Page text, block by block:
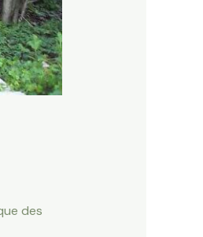
des